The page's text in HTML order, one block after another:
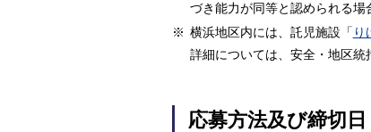
づき能力が同等と認められる場
※ 横浜地区内には、託児施設「 り
詳細については、安全・地区統
応募方法及び締切日